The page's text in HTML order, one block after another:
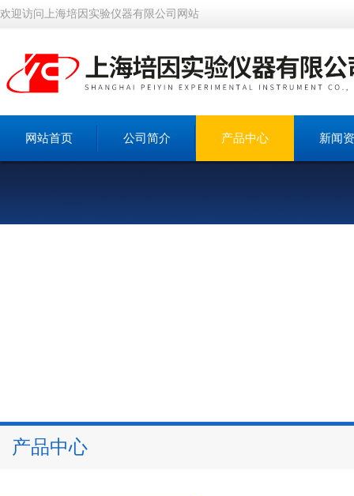
欢迎访问上海培因实验仪器有限公司网站
网站首页 公司简介 产品中心 新闻
产品中心